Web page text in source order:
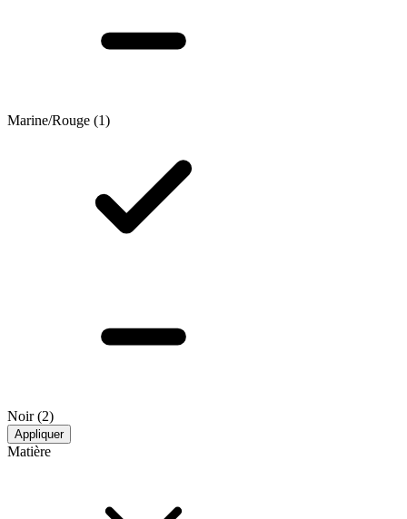
Marine/Rouge (1)
Noir (2)
Appliquer
Matière